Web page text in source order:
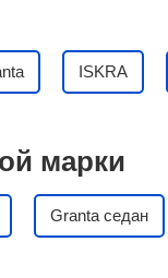
ISKRA
марки
Granta седан